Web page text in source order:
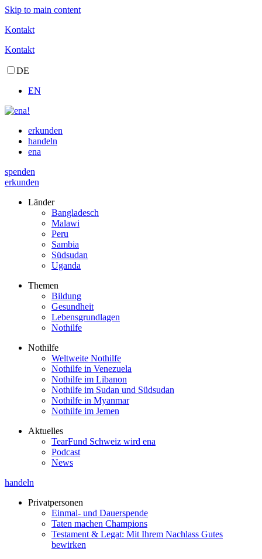
Skip to main content
Kontakt
Kontakt
DE
EN
erkunden
handeln
ena
spenden
erkunden
Länder
Bangladesch
Malawi
Peru
Sambia
Südsudan
Uganda
Themen
Bildung
Gesundheit
Lebensgrundlagen
Nothilfe
Nothilfe
Weltweite Nothilfe
Nothilfe in Venezuela
Nothilfe im Libanon
Nothilfe im Sudan und Südsudan
Nothilfe in Myanmar
Nothilfe im Jemen
Aktuelles
TearFund Schweiz wird ena
Podcast
News
handeln
Privatpersonen
Einmal- und Dauerspende
Taten machen Champions
Testament & Legat: Mit Ihrem Nachlass Gutes
bewirken